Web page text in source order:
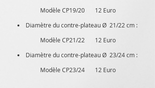
Modèle CP19/20 12 Euro
Diamètre du contre-plateau Ø 21/22 cm :
Modèle CP21/22 12 Euro
Diamètre du contre-plateau Ø 23/24 cm :
Modèle CP23/24 12 Euro